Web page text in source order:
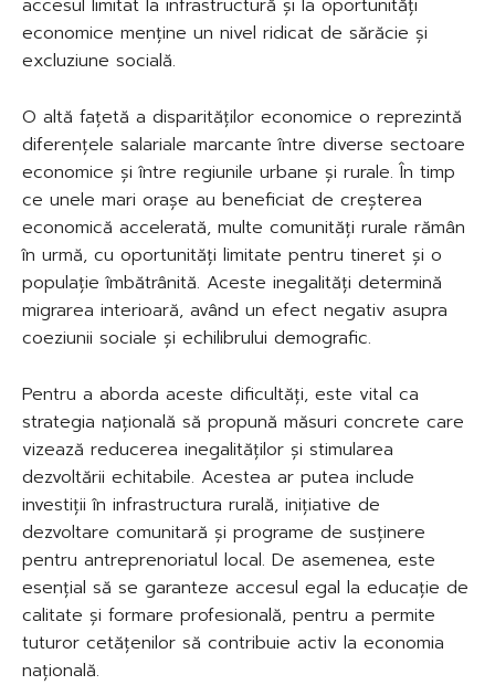
economice menține un nivel ridicat de sărăcie și
excluziune socială.
O altă fațetă a disparităților economice o reprezintă
diferențele salariale marcante între diverse sectoare
economice și între regiunile urbane și rurale. În timp
ce unele mari orașe au beneficiat de creșterea
economică accelerată, multe comunități rurale rămân
în urmă, cu oportunități limitate pentru tineret și o
populație îmbătrânită. Aceste inegalități determină
migrarea interioară, având un efect negativ asupra
coeziunii sociale și echilibrului demografic.
Pentru a aborda aceste dificultăți, este vital ca
strategia națională să propună măsuri concrete care
vizează reducerea inegalităților și stimularea
dezvoltării echitabile. Acestea ar putea include
investiții în infrastructura rurală, inițiative de
dezvoltare comunitară și programe de susținere
pentru antreprenoriatul local. De asemenea, este
esențial să se garanteze accesul egal la educație de
calitate și formare profesională, pentru a permite
tuturor cetățenilor să contribuie activ la economia
națională.